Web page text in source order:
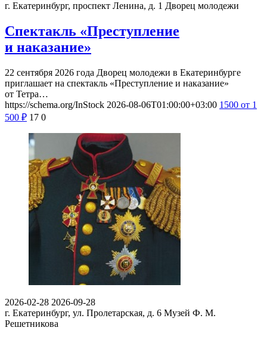
г. Екатеринбург, проспект Ленина, д. 1 Дворец молодежи
Спектакль «Преступление
и наказание»
22 сентября 2026 года Дворец молодежи в Екатеринбурге
приглашает на спектакль «Преступление и наказание»
от Тетра…
https://schema.org/InStock 2026-08-06T01:00:00+03:00 1500 от 1
500 ₽ 17 0
2026-02-28 2026-09-28
г. Екатеринбург, ул. Пролетарская, д. 6 Музей Ф. М.
Решетникова